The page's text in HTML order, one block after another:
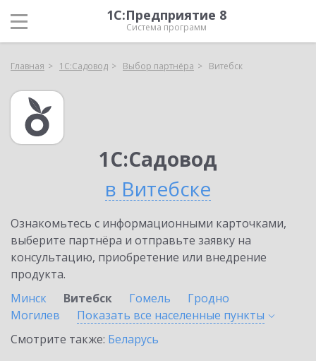
1С:Предприятие 8
Система программ
Главная 1С:Садовод Выбор партнёра Витебск
1С:Садовод
в Витебске
Ознакомьтесь с информационными карточками,
выберите партнёра и отправьте заявку на
консультацию, приобретение или внедрение
продукта.
Минск
Витебск Гомель
Гродно
Могилев
Показать все населенные пункты
Смотрите также: Беларусь